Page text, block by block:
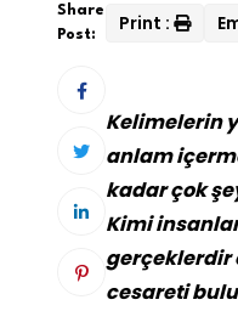
Share
Post:
Print :
Kelimelerin
anlam
kadar çok
Kimi
gerçeklerdir
cesareti